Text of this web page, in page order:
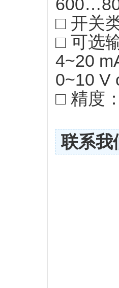
□ 开关
□ 可选
4~20
0~10 V
□ 精度
联系我